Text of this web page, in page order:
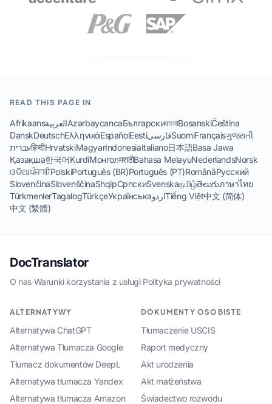
READ THIS PAGE IN
AfrikaansالعربيةAzərbaycancaБългарскиবাংলাBosanskiČeština
DanskDeutschΕλληνικάEspañolEestiفارسیSuomiFrançaisગુજરાતી
עבריתहिन्दीHrvatskiMagyarIndonesiaItaliano日本語Basa Jawa
Қазақша한국어KurdîМонголमराठीBahasa MelayuNederlandsNorsk
ଓଡିଆਪੰਜਾਬੀPolskiPortuguês (BR)Português (PT)RomânăРусский
SlovenčinaSlovenščinaShqipСрпскиSvenskaதமிழ்తెలుగుภาษาไทย
TürkmenlerTagalogTürkçeУкраїнськаاردوTiếng Việt中文 (简体)
中文 (繁體)
DocTranslator
O nas·Warunki korzystania z usługi·Polityka prywatności
ALTERNATYWY
Alternatywa ChatGPT
Alternatywa Tłumacza Google
Tłumacz dokumentów DeepL
Alternatywa tłumacza Yandex
Alternatywa tłumacza Amazon
DOKUMENTY OSOBISTE
Tłumaczenie USCIS
Raport medyczny
Akt urodzenia
Akt małżeństwa
Świadectwo rozwodu